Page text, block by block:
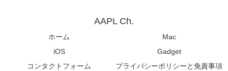
AAPL Ch.
ホーム
Mac
iOS
Gadget
コンタクトフォーム
プライバシーポリシーと免責事項